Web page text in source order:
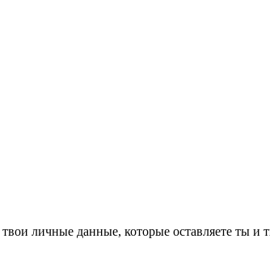
личные данные, которые оставляете ты